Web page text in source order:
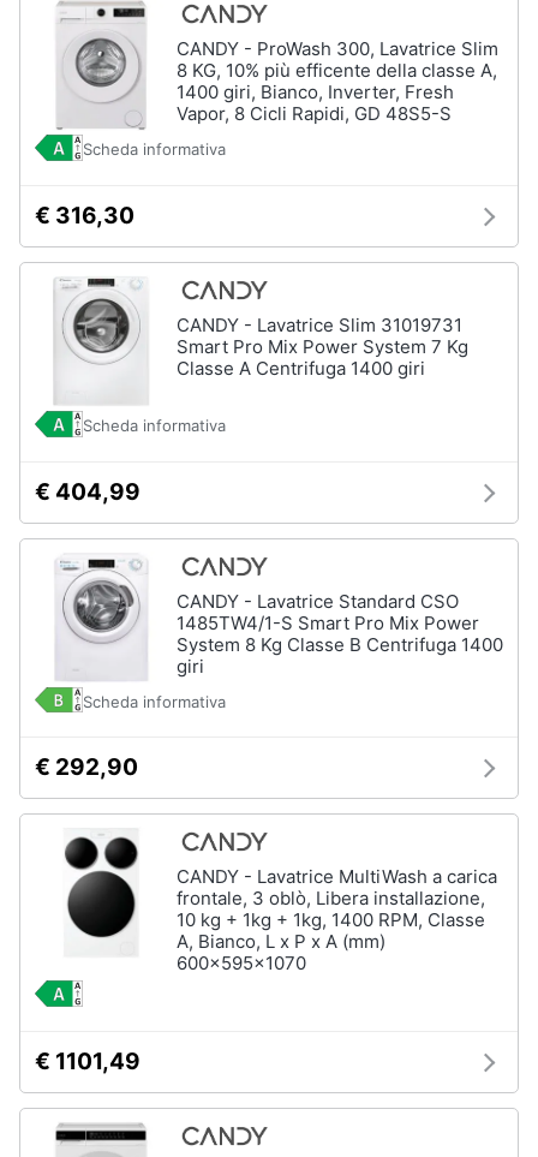
CANDY - ProWash 300, Lavatrice Slim
8 KG, 10% più efficente della classe A,
1400 giri, Bianco, Inverter, Fresh
Vapor, 8 Cicli Rapidi, GD 48S5-S
Scheda informativa
€ 316,30
CANDY - Lavatrice Slim 31019731
Smart Pro Mix Power System 7 Kg
Classe A Centrifuga 1400 giri
Scheda informativa
€ 404,99
CANDY - Lavatrice Standard CSO
1485TW4/1-S Smart Pro Mix Power
System 8 Kg Classe B Centrifuga 1400
giri
Scheda informativa
€ 292,90
CANDY - Lavatrice MultiWash a carica
frontale, 3 oblò, Libera installazione,
10 kg + 1kg + 1kg, 1400 RPM, Classe
A, Bianco, L x P x A (mm)
600x595x1070
€ 1101,49